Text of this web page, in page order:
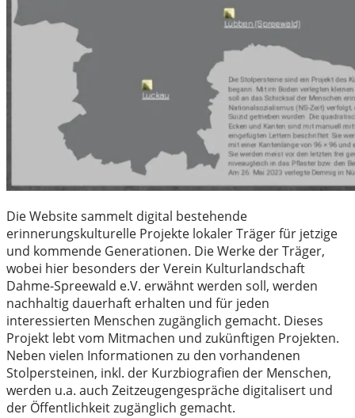
Die Website sammelt digital bestehende
erinnerungskulturelle Projekte lokaler Träger für jetzige
und kommende Generationen. Die Werke der Träger,
wobei hier besonders der Verein Kulturlandschaft
Dahme-Spreewald e.V. erwähnt werden soll, werden
nachhaltig dauerhaft erhalten und für jeden
interessierten Menschen zugänglich gemacht. Dieses
Projekt lebt vom Mitmachen und zukünftigen Projekten.
Neben vielen Informationen zu den vorhandenen
Stolpersteinen, inkl. der Kurzbiografien der Menschen,
werden u.a. auch Zeitzeugengespräche digitalisert und
der Öffentlichkeit zugänglich gemacht.